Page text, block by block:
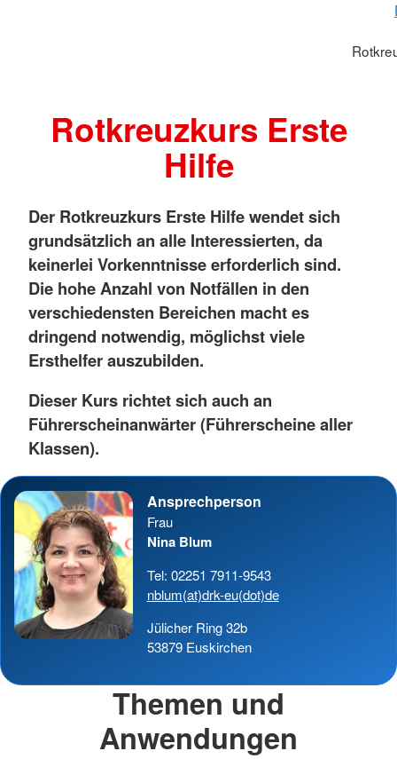
Rotkreuzkurs Erste
Hilfe
Der Rotkreuzkurs Erste Hilfe wendet sich
grundsätzlich an alle Interessierten, da
keinerlei Vorkenntnisse erforderlich sind.
Die hohe Anzahl von Notfällen in den
verschiedensten Bereichen macht es
dringend notwendig, möglichst viele
Ersthelfer auszubilden.
Dieser Kurs richtet sich auch an
Führerscheinanwärter (Führerscheine aller
Klassen).
Ansprechperson
Frau
Nina Blum
Tel: 02251 7911-9543
nblum(at)drk-eu(dot)de
Jülicher Ring 32b
53879 Euskirchen
Themen und
Anwendungen